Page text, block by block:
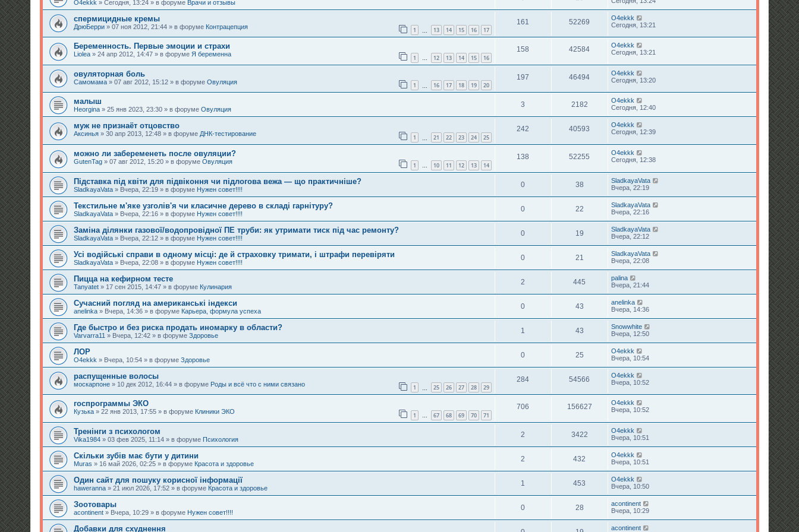
O4ekkk » Сегодня, 13:24 » в форуме Врачи и отзывы
спермицидные кремы
ДрюБерри » 07 ноя 2012, 21:44 » в форуме Контрацепция 1 13 14 15 16 17
161 52269
O4ekkk
Сегодня, 13:21
Беременность. Первые эмоции и страхи
Liolea » 24 апр 2012, 14:47 » в форуме Я беременна 1 … 12 13 14 15 16
158 42584
O4ekkk
Сегодня, 13:21
овуляторная боль
Самомама » 07 авг 2012, 15:12 » в форумеОвуляция 1 16 17 18 19 20
197 46494
O4ekkk
Сегодня, 13:20
малыш
Heorgina » 25 янв 2023, 23:30 » в форумеОвуляция
3 2182
O4ekkk
Сегодня, 12:40
муж не признаёт отцовство
Аксинья » 30 апр 2013, 12:48 » в форумеДНК-тестирование 1 21 22 23 24 25
242 40593
O4ekkk
Сегодня, 12:39
можно ли забеременеть после овуляции?
GutenTag » 07 авг 2012, 15:20 » в форумеОвуляция 1 … 10 11 12 13 14
138 52255
O4ekkk
Сегодня, 12:38
Підставка під квіти для підвіконня чи підлогова вежа — що практичніше?
SladkayaVata » Вчера, 22:19 » в форуме Нужен совет!!!!
0 38
SladkayaVata
Вчера, 22:19
Текстильне м'яке узголів'я чи класичне дерево в складі гарнітуру?
SladkayaVata » Вчера, 22:16 » в форуме Нужен совет!!!!
0 22
SladkayaVata
Вчера, 22:16
Заміна ділянки газової/водопровідної ПЕ труби: як утримати тиск під час ремонту?
SladkayaVata » Вчера, 22:12 » в форуме Нужен совет!!!!
0 19
SladkayaVata
Вчера, 22:12
Усі водійські справи в одному місці: де й страховку тримати, і штрафи перевіряти
SladkayaVata » Вчера, 22:08 » в форуме Нужен совет!!!!
0 21
SladkayaVata
Вчера, 22:08
Пицца на кефирном тесте
Tanyatet » 17 сен 2015, 14:47 » в форуме Кулинария
2 445
palina
Вчера, 21:44
Сучасний погляд на американські індекси
anelinka » Вчера, 14:36 » в форуме Карьера, формула успеха
0 43
anelinka
Вчера, 14:36
Где быстро и без риска продать иномарку в области?
Varvarra11 » Вчера, 12:42 » в форумеЗдоровье
1 43
Snowwhite
Вчера, 12:50
ЛОР
O4ekkk » Вчера, 10:54 » в форумеЗдоровье
0 25
O4ekkk
Вчера, 10:54
распущенные волосы
москарпоне » 10 дек 2012, 16:44 » в форуме Роды и всё что с ними связано 1 25 26 27 28 29
284 54566
O4ekkk
Вчера, 10:52
госпрограммы ЭКО
Кузька » 22 янв 2013, 17:55 » в форуме Клиники ЭКО 1 … 67 68 69 70 71
706 156627
O4ekkk
Вчера, 10:52
Тренінги з психологом
Vika1984 » 03 фев 2025, 11:14 » в форумеПсихология
2 3422
O4ekkk
Вчера, 10:51
Скільки зубів має бути у дитини
Muras » 16 май 2026, 02:25 » в форуме Красота и здоровье
2 432
O4ekkk
Вчера, 10:51
Один сайт для пошуку корисної інформації
haweranna » 21 июл 2026, 17:52 » в форуме Красота и здоровье
1 453
O4ekkk
Вчера, 10:50
Зоотовары
acontinent » Вчера, 10:29 » в форуме Нужен совет!!!!
0 28
acontinent
Вчера, 10:29
Добавки для схуднення
acontinent